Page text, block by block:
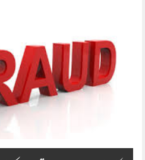
پنشن فنڈز کی سرمایہ کاری سے خزانے کو
انکوائری شروع
گندم آٹے کا بحران تیل سے بھی بڑا ہو